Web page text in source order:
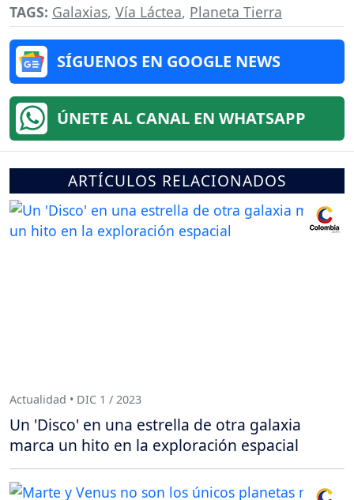
TAGS: Galaxias, Vía Láctea, Planeta Tierra
SÍGUENOS EN GOOGLE NEWS
ÚNETE AL CANAL EN WHATSAPP
ARTÍCULOS RELACIONADOS
Actualidad • DIC 1 / 2023
Un 'Disco' en una estrella de otra galaxia
marca un hito en la exploración espacial